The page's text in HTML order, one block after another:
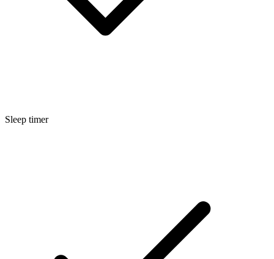
Sleep timer